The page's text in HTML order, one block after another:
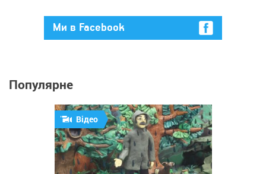
Ми в Facebook
Популярне
Відео